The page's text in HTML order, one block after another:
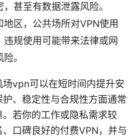
甚至有数据泄露风险。
地区，公共场所对VPN使用
违规使用可能带来法律或网
。
场vpn可以在短时间内提升安
、稳定性与合规性方面通常
若你的工作或隐私需求较
口碑良好的付费VPN，并与